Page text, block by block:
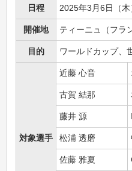
日程 2025年3月6日（木
開催地 ティーニュ（フラ
目的 ワールドカップ、
対象選手
近藤 心音
古賀 結那
藤井 源
松浦 透磨
佐藤 雅夏